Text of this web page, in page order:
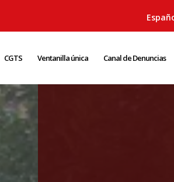
CGTS Ventanilla única Canal de Denuncias